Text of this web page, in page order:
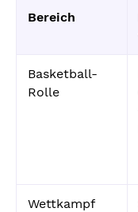
Bereich
Basketball-
Rolle
Wettkampf